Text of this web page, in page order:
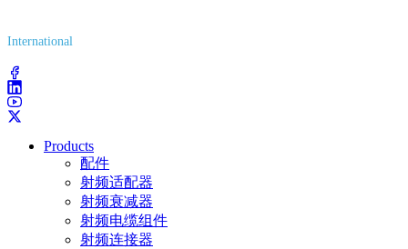
International
Products
配件
射频适配器
射频衰减器
射频电缆组件
射频连接器